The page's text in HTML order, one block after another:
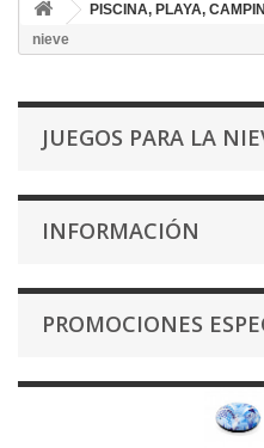
PISCINA, PLAYA,
nieve
JUEGOS PARA LA
INFORMACIÓN
PROMOCIONES